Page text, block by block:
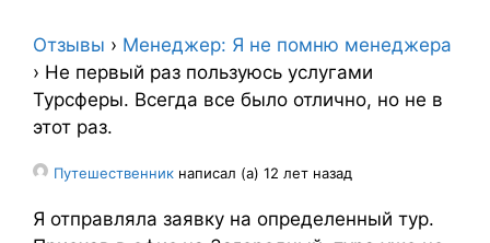
Отзывы › Менеджер: Я не помню менеджера
› Не первый раз пользуюсь услугами
Турсферы. Всегда все было отлично, но не в
этот раз.
Путешественник написал (а) 12 лет назад
Я отправляла заявку на определенный тур.